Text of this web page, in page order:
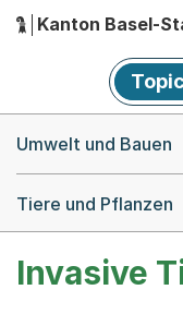
Hauptnavigation
Kanton Basel-
Umwelt und Bauen
Tiere und Pflanzen
Invasive